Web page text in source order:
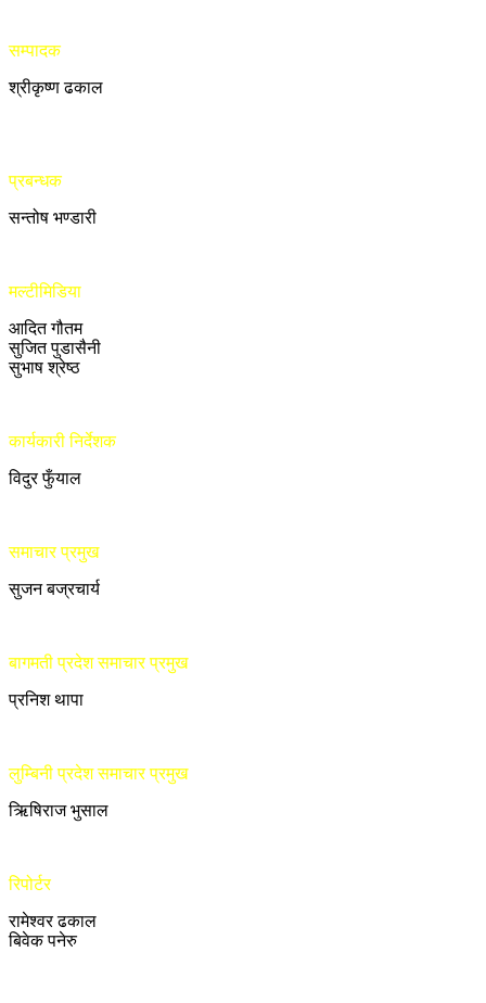
सम्पादक
श्रीकृष्ण ढकाल
प्रबन्धक
सन्तोष भण्डारी
मल्टीमिडिया
आदित गौतम
सुजित पुडासैनी
सुभाष श्रेष्ठ
कार्यकारी निर्देशक
विदुर फुँयाल
समाचार प्रमुख
सुजन बज्रचार्य
बागमती प्रदेश समाचार प्रमुख
प्रनिश थापा
लुम्बिनी प्रदेश समाचार प्रमुख
ऋिषिराज भुसाल
रिपोर्टर
रामेश्वर ढकाल
बिवेक पनेरु